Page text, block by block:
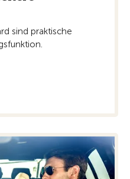
sind praktische